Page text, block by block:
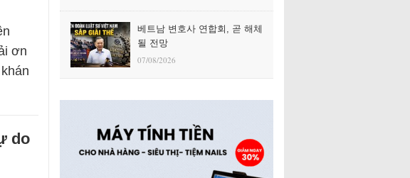
ơn
do
베트남 변호사 연합회, 곧 해체
될 전망
07/08/2026